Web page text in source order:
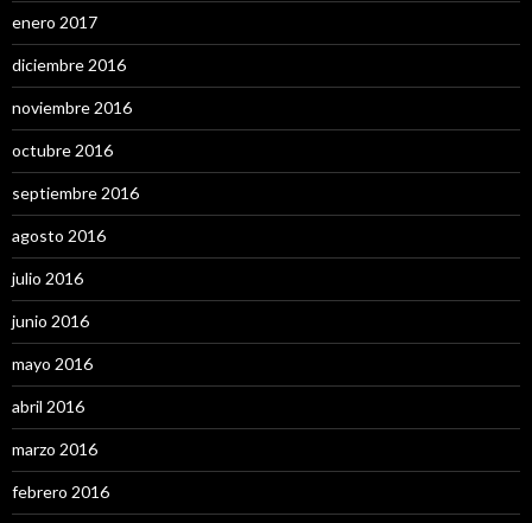
enero 2017
diciembre 2016
noviembre 2016
octubre 2016
septiembre 2016
agosto 2016
julio 2016
junio 2016
mayo 2016
abril 2016
marzo 2016
febrero 2016